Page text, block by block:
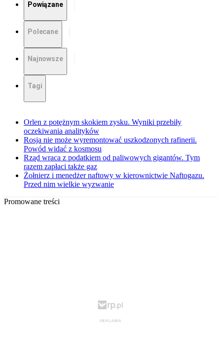
Powiązane
Polecane
Najnowsze
Tagi
Orlen z potężnym skokiem zysku. Wyniki przebiły
oczekiwania analityków
Rosja nie może wyremontować uszkodzonych rafinerii.
Powód widać z kosmosu
Rząd wraca z podatkiem od paliwowych gigantów. Tym
razem zapłaci także gaz
Żołnierz i menedżer naftowy w kierownictwie Naftogazu.
Przed nim wielkie wyzwanie
Promowane treści